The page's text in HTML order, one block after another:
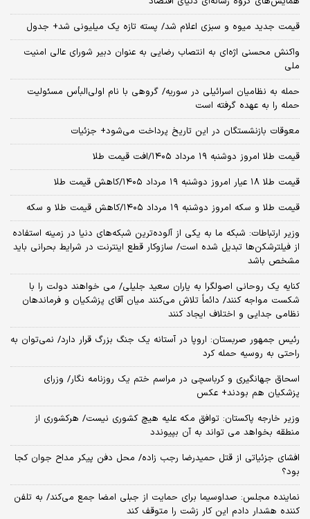
قیمت جدید میوه و سبزی اعلام شد/ پسته تازه یک میلیونی شد+ جدول
واکنش محسنی اژه‌ای به انتصاب رضایی به عنوان دبیر شورای عالی امنیت
ملی
حمله به نظامیان اسرائیلی در سوریه/ گروهی با نام اولی‌البأس مسئولیت
حمله را به عهده گرفته است
معوقات بازنشستگان در این تاریخ پرداخت می‌شود+ جزئیات
قیمت طلا امروز دوشنبه ۱۹ مرداد ۱۴۰۵/افت قیمت طلا
قیمت طلا ۱۸ عیار امروز دوشنبه ۱۹ مرداد ۱۴۰۵/کاهش قیمت طلا
قیمت طلا و سکه امروز دوشنبه ۱۹ مرداد ۱۴۰۵/کاهش قیمت طلا و سکه
وزیر ارتباطات: شبکه ما به یکی از آلوده‌ترین شبکه‌های دنیا در زمینه استفاده
از فیلترشکن‌ها تبدیل شده است/ سازوکار قطع اینترنت در شرایط بحرانی باید
مشخص باشد
کنایه یک روحانی اصولگرا به یاران سعید جلیلی/ می خواهند دولت را با
شکست مواجه کنند/ دائماً تلاش می‌کنند میان آقای پزشکیان و فرماندهان
نظامی جدایی و اختلاف ایجاد کنند
رئیس جمهور صربستان: اروپا در آستانه یک جنگ بزرگ قرار دارد/ نمی‌توان به
راحتی به روسیه حمله کرد
اسحاق جهانگیری و کرباسچی در مراسم ختم یک روزنامه نگار/ وزرای
پزشکیان هم بودند+ عکس
وزیر خارجه پاکستان: توافق مکه علیه هیچ کشوری نیست/ هرکشوری از
منطقه بخواهد می تواند به آن بپیوندد
افشای جزئیاتی از قتل حمیدرضا رجب زاده/ محل دفن پیکر مداح جوان کجا
بود؟
نماینده مجلس: صداوسیما برای حمایت از جبلی امضا جمع می‌کند/ به تلفن
کننده هشدار دادم این کار زشت را متوقف کند